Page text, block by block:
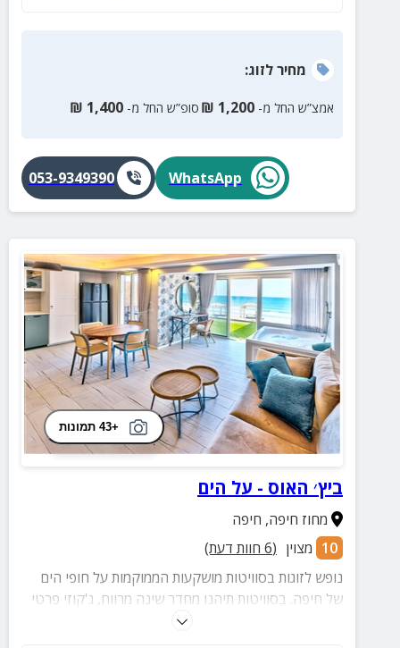
מחירלזוג:
אמצ”ש החל מ- 1,200
₪ סופ”ש החל מ- 1,400
₪
WhatsApp
053-9349390
+43 תמונות
ביץ׳ האוס - על הים
מחוז חיפה, חיפה
10 מצוין (
6 חוות דעת)
נופש לזוגות בסוויטות מושקעות הממוקמות על חופי הים
של חיפה. בסוויטות תיהנו מחדר שינה מרווח, ג'קוזי פרטי
עם נוף לים, מטבח מאובזר, חדר רחצה ומרפסת נוף